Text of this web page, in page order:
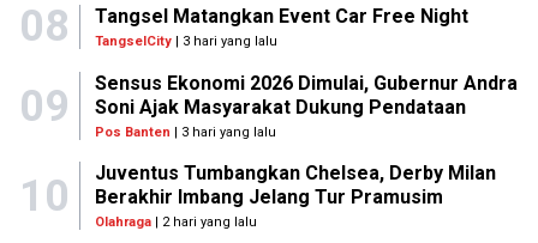
08 Tangsel Matangkan Event Car Free Night
TangselCity | 3 hari yang lalu
09
Sensus Ekonomi 2026 Dimulai, Gubernur Andra
Soni Ajak Masyarakat Dukung Pendataan
Pos Banten | 3 hari yang lalu
10
Juventus Tumbangkan Chelsea, Derby Milan
Berakhir Imbang Jelang Tur Pramusim
Olahraga| 2 hari yang lalu